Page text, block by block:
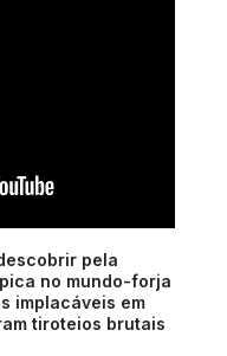
pela
no mundo-forja
implacáveis em
tiroteios brutais